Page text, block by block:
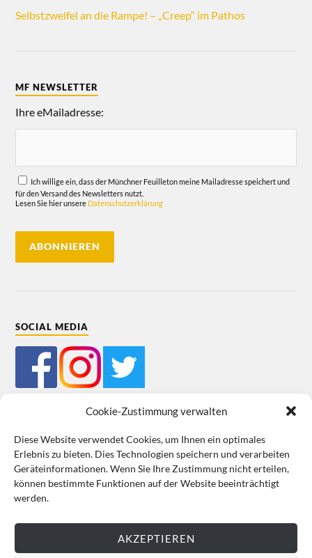
Cookie-Zustimmung verwalten
Diese Website verwendet Cookies, um Ihnen ein optimales
Erlebnis zu bieten. Dies Technologien speichern und verarbeiten
Geräteinformationen. Wenn Sie Ihre Zustimmung nicht erteilen,
können bestimmte Funktionen auf der Website beeinträchtigt
werden.
AKZEPTIEREN
Selbstzweifel an die Rampe! – „Creep“ im Pathos
MF NEWSLETTER
Ihre eMailadresse:
Ich willige ein, dass der Münchner Feuilleton meine Mailadresse speichert und
für den Versand des Newsletters nutzt.
Lesen Sie hier unsere Datenschutzerklärung
SOCIAL MEDIA
Mein Bestellkonto Kundeninformationen Datenschutz
Cookie-Richtlinie (EU) Impressum
VERTRAG WIDERRUFEN